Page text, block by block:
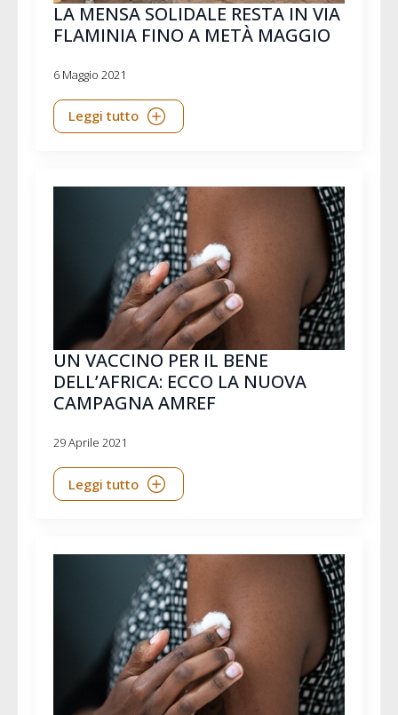
LA MENSA SOLIDALE RESTA IN VIA
FLAMINIA FINO A METÀ MAGGIO
6 Maggio 2021
Leggi tutto
UN VACCINO PER IL BENE
DELL’AFRICA: ECCO LA NUOVA
CAMPAGNA AMREF
29 Aprile 2021
Leggi tutto